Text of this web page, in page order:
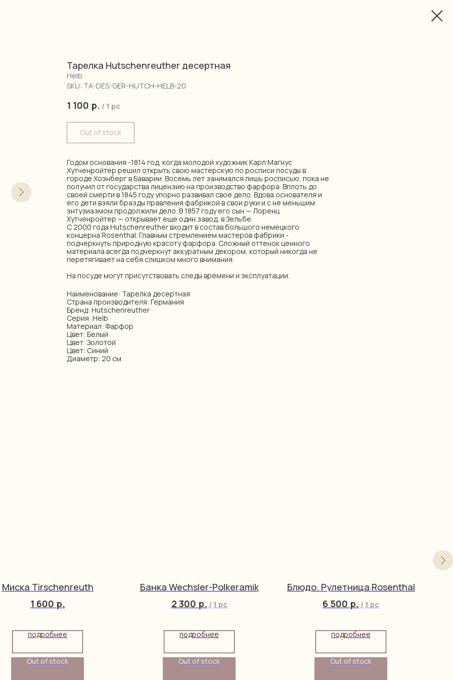
Тарелка Hutschenreuther десертная
Helb
SKU: TA-DES-GER-HUTCH-HELB-20
1 100 р. / 1 pc
Out of stock
Годом основания -1814 год, когда молодой художник Карл Магнус
Хутченройтер решил открыть свою мастерскую по росписи посуды в
городе Хоэнберг в Баварии. Восемь лет занимался лишь росписью, пока не
получил от государства лицензию на производство фарфора. Вплоть до
своей смерти в 1845 году упорно развивал свое дело. Вдова основателя и
его дети взяли бразды правления фабрикой в свои руки и с не меньшим
энтузиазмом продолжили дело. В 1857 году его сын — Лоренц
Хутченройтер — открывает еще один завод, в Зельбе.
С 2000 года Hutschenreuther входит в состав большого немецкого
концерна Rosenthal. Главным стремлением мастеров фабрики -
подчеркнуть природную красоту фарфора. Сложный оттенок ценного
материала всегда подчеркнут аккуратным декором, который никогда не
перетягивает на себя слишком много внимания.
На посуде могут присутствовать следы времени и эксплуатации.
Наименование: Тарелка десертная
Страна производителя: Германия
Бренд: Hutschenreuther
Серия: Helb
Материал: Фарфор
Цвет: Белый
Цвет: Золотой
Цвет: Синий
Диаметр: 20 см
Миска Tirschenreuth
1 600 р.
подробнее
Out of stock
Банка Wechsler-Polkeramik
2 300 р. / 1 pc
подробнее
Out of stock
Блюдо. Рулетница Rosenthal
6 500 р. / 1 pc
подробнее
Out of stock